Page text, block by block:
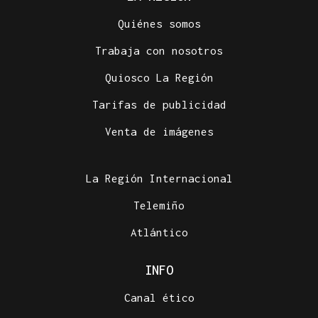
Quiénes somos
Trabaja con nosotros
Quiosco La Región
Tarifas de publicidad
Venta de imágenes
La Región Internacional
Telemiño
Atlántico
INFO
Canal ético